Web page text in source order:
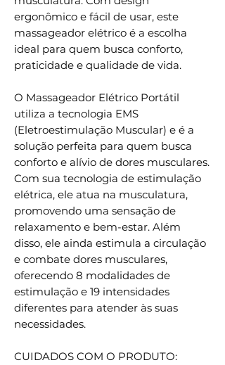
ergonômico e fácil de usar, este
massageador elétrico é a escolha
ideal para quem busca conforto,
praticidade e qualidade de vida.
O Massageador Elétrico Portátil
utiliza a tecnologia EMS
(Eletroestimulação Muscular) e é a
solução perfeita para quem busca
conforto e alívio de dores musculares.
Com sua tecnologia de estimulação
elétrica, ele atua na musculatura,
promovendo uma sensação de
relaxamento e bem-estar. Além
disso, ele ainda estimula a circulação
e combate dores musculares,
oferecendo 8 modalidades de
estimulação e 19 intensidades
diferentes para atender às suas
necessidades.
CUIDADOS COM O PRODUTO: